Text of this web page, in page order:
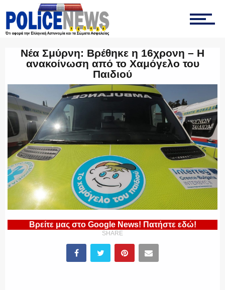
ΤΡΟΧΑΙΑ
ΟΜΑΔΑ “Ζ”
ΕΚΑΜ
ΥΑΤ/ΥΜΕΤ
Νέα Σμύρνη: Βρέθηκε η 16χρονη – Η
ανακοίνωση από το Χαμόγελο του
Παιδιού
Βρείτε μας στο Google News! Πατήστε εδώ!
SHARE